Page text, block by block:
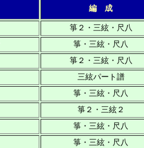
編 成
箏２・三絃・尺八
箏・三絃・尺八
箏２・三絃・尺八
三絃パート譜
箏・三絃・尺八
箏２・三絃２
箏・三絃・尺八
箏・三絃・尺八